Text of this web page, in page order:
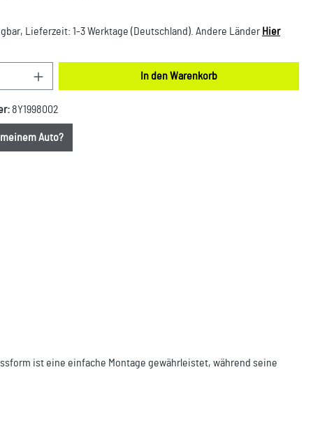
Lieferzeit: 1-3 Werktage (Deutschland). Andere Länder Hier
Gib den gewünschten Wert ein oder
In den Warenkorb
8Y1998002
meinem Auto?
ist eine einfache Montage gewährleistet, während seine